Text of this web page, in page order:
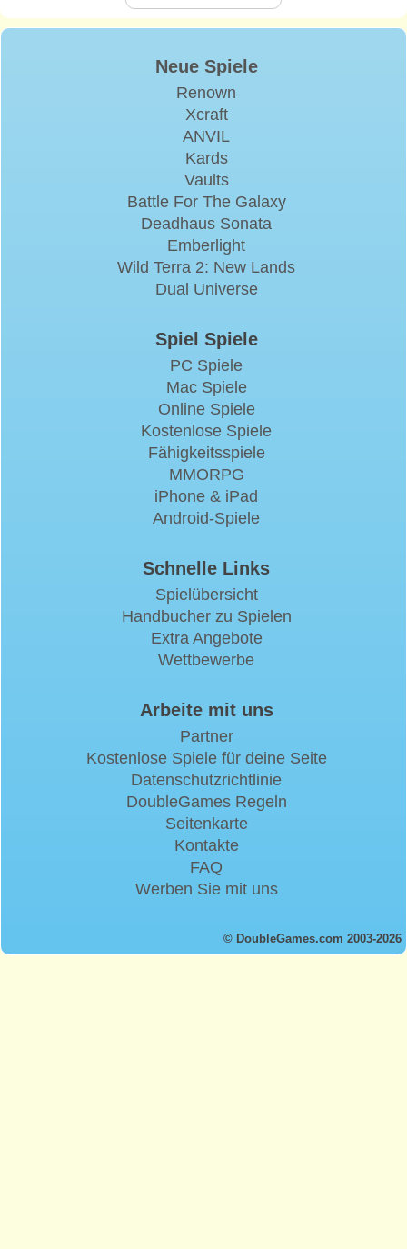
Neue Spiele
Renown
Xcraft
ANVIL
Kards
Vaults
Battle For The Galaxy
Deadhaus Sonata
Emberlight
Wild Terra 2: New Lands
Dual Universe
Spiel Spiele
PC Spiele
Mac Spiele
Online Spiele
Kostenlose Spiele
Fähigkeitsspiele
MMORPG
iPhone & iPad
Android-Spiele
Schnelle Links
Spielübersicht
Handbucher zu Spielen
Extra Angebote
Wettbewerbe
Arbeite mit uns
Partner
Kostenlose Spiele für deine Seite
Datenschutzrichtlinie
DoubleGames Regeln
Seitenkarte
Kontakte
FAQ
Werben Sie mit uns
© DoubleGames.com 2003-2026